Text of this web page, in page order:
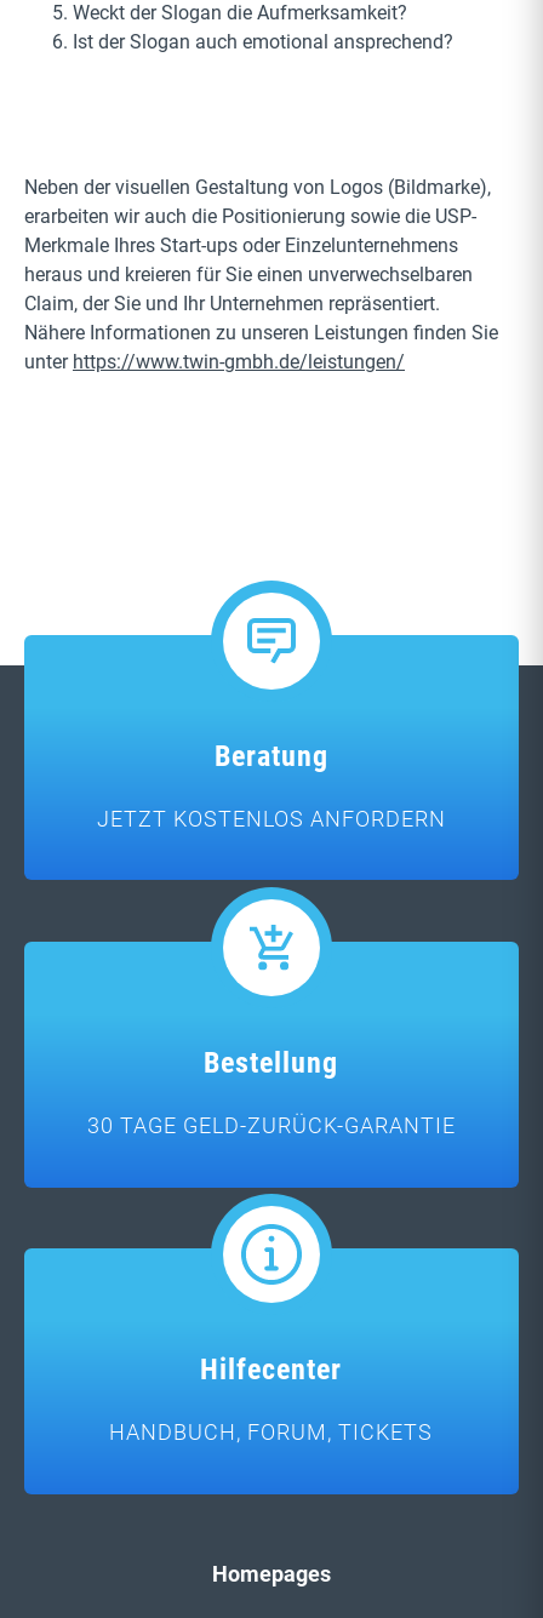
Weckt der Slogan die Aufmerksamkeit?
Ist der Slogan auch emotional ansprechend?
Neben der visuellen Gestaltung von Logos (Bildmarke),
erarbeiten wir auch die Positionierung sowie die USP-
Merkmale Ihres Start-ups oder Einzelunternehmens
heraus und kreieren für Sie einen unverwechselbaren
Claim, der Sie und Ihr Unternehmen repräsentiert.
Nähere Informationen zu unseren Leistungen finden Sie
unter https://www.twin-gmbh.de/leistungen/
Beratung
JETZT KOSTENLOS ANFORDERN
Bestellung
30 TAGE GELD-ZURÜCK-GARANTIE
Hilfecenter
HANDBUCH, FORUM, TICKETS
Homepages